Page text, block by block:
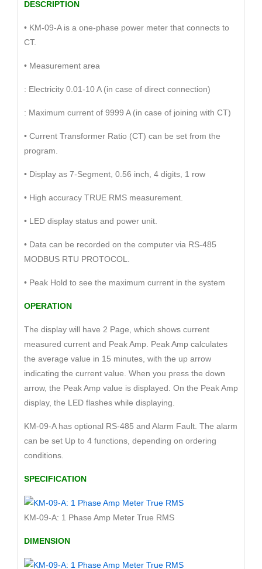
DESCRIPTION
• KM-09-A is a one-phase power meter that connects to
CT.
• Measurement area
: Electricity 0.01-10 A (in case of direct connection)
: Maximum current of 9999 A (in case of joining with CT)
• Current Transformer Ratio (CT) can be set from the
program.
• Display as 7-Segment, 0.56 inch, 4 digits, 1 row
• High accuracy TRUE RMS measurement.
• LED display status and power unit.
• Data can be recorded on the computer via RS-485
MODBUS RTU PROTOCOL.
• Peak Hold to see the maximum current in the system
OPERATION
The display will have 2 Page, which shows current
measured current and Peak Amp. Peak Amp calculates
the average value in 15 minutes, with the up arrow
indicating the current value. When you press the down
arrow, the Peak Amp value is displayed. On the Peak Amp
display, the LED flashes while displaying.
KM-09-A has optional RS-485 and Alarm Fault. The alarm
can be set Up to 4 functions, depending on ordering
conditions.
SPECIFICATION
KM-09-A: 1 Phase Amp Meter True RMS
DIMENSION